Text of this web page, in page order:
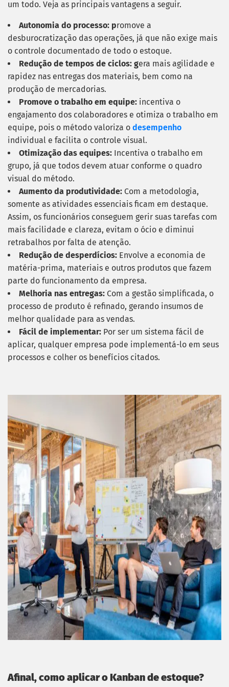
um todo. Veja as principais vantagens a seguir.
Autonomia do processo: promove a
desburocratização das operações, já que não exige mais
o controle documentado de todo o estoque.
Redução de tempos de ciclos: gera mais agilidade e
rapidez nas entregas dos materiais, bem como na
produção de mercadorias.
Promove o trabalho em equipe: incentiva o
engajamento dos colaboradores e otimiza o trabalho em
equipe, pois o método valoriza o desempenho
individual e facilita o controle visual.
Otimização das equipes: Incentiva o trabalho em
grupo, já que todos devem atuar conforme o quadro
visual do método.
Aumento da produtividade: Com a metodologia,
somente as atividades essenciais ficam em destaque.
Assim, os funcionários conseguem gerir suas tarefas com
mais facilidade e clareza, evitam o ócio e diminui
retrabalhos por falta de atenção.
Redução de desperdícios: Envolve a economia de
matéria-prima, materiais e outros produtos que fazem
parte do funcionamento da empresa.
Melhoria nas entregas: Com a gestão simplificada, o
processo de produto é refinado, gerando insumos de
melhor qualidade para as vendas.
Fácil de implementar: Por ser um sistema fácil de
aplicar, qualquer empresa pode implementá-lo em seus
processos e colher os benefícios citados.
Afinal, como aplicar o Kanban de estoque?